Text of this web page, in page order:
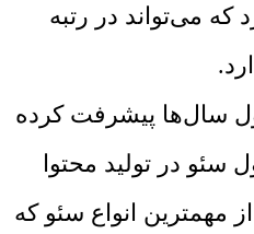
که می‌تواند در رتبه
سال‌ها پیشرفت کرده
در تولید محتوا
مهمترین انواع سئو که